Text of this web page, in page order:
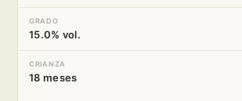
GRADO
15.0% vol.
CRIANZA
18 meses